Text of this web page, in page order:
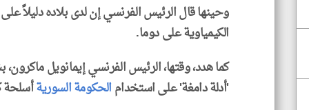
وحينها قال الرئيس الفرنسي إن لدى بلاده دليلاً
الكيمياوية على دوما.
كما هدد، وقتها، الرئيس الفرنسي إيمانويل
'أدلة دامغة' على استخدامالحكومة السوريةأسلحة